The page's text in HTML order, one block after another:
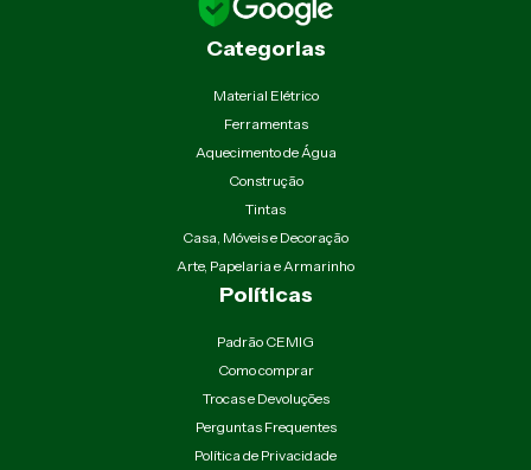
Categorias
Material Elétrico
Ferramentas
Aquecimento de Água
Construção
Tintas
Casa, Móveis e Decoração
Arte, Papelaria e Armarinho
Políticas
Padrão CEMIG
Como comprar
Trocas e Devoluções
Perguntas Frequentes
Política de Privacidade